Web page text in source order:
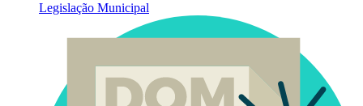
Legislação Municipal